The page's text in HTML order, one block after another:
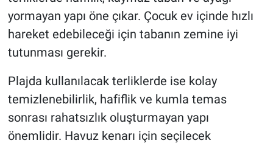
yormayan yapı öne çıkar. Çocuk ev içinde hızlı
hareket edebileceği için tabanın zemine iyi
tutunması gerekir.
Plajda kullanılacak terliklerde ise kolay
temizlenebilirlik, hafiflik ve kumla temas
sonrası rahatsızlık oluşturmayan yapı
önemlidir. Havuz kenarı için seçilecek